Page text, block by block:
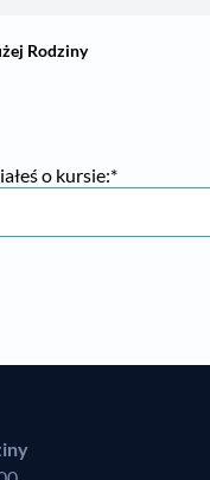
Rodziny
o kursie:*